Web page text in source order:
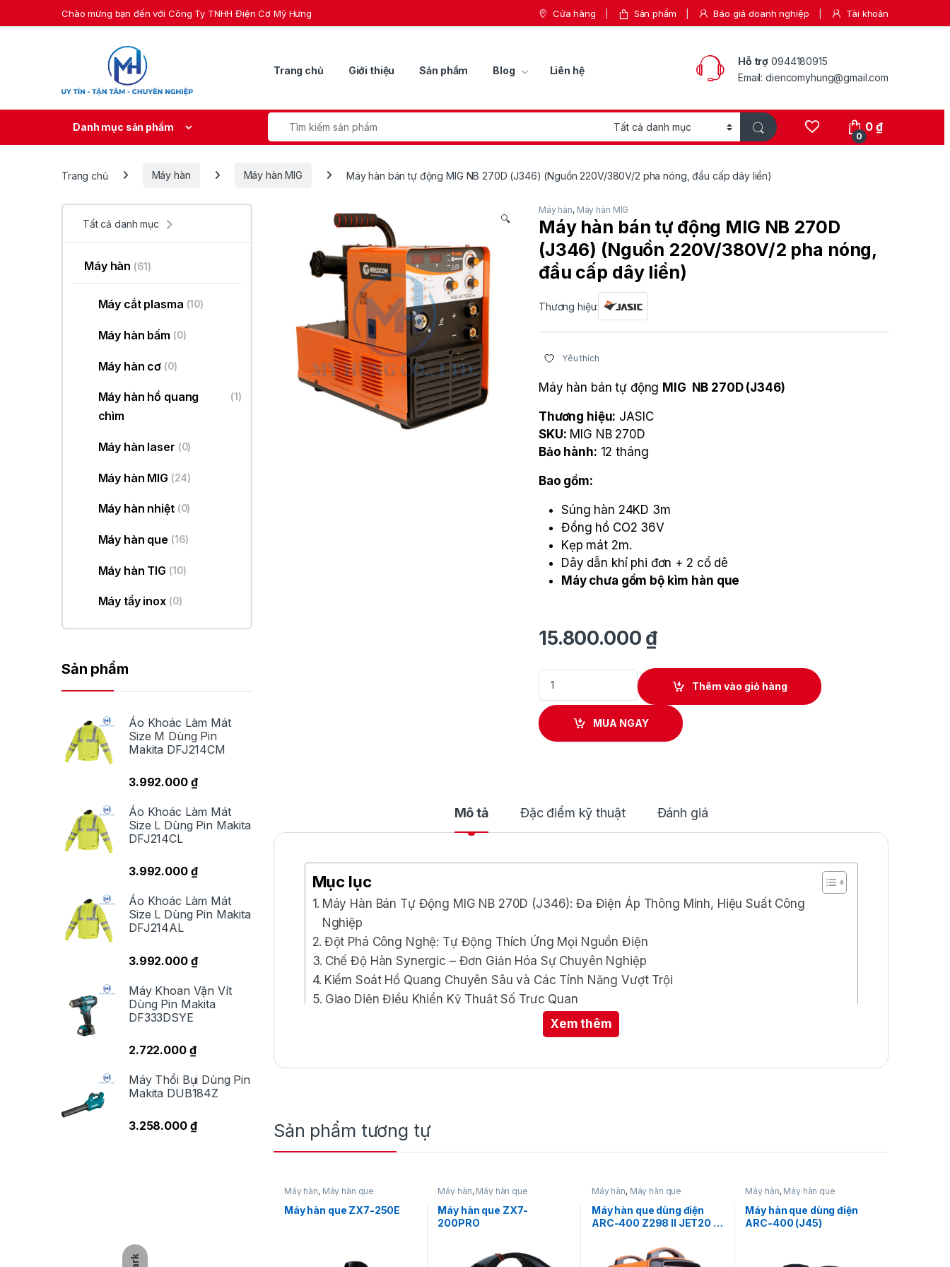
Skip to navigationChào mừng bạn đến với Công Ty TNHH Điện Cơ Mỹ Hưng Cửa hàng Sản phẩm Báo giá doanh nghiệp Tài khoản
Trang chủ Giới thiệu Sản phẩm Blog Liên hệ
Hỗ trợ 0944180915
Email: diencomyhung@gmail.com
Danh mục sản phẩm
Search for:
0
0₫
Trang chủ Máy hàn Máy hàn MIG Máy hàn bán tự động MIG NB 270D (J346) (Nguồn 220V/380V/2 pha nóng, đầu cấp dây liền)
🔍
Máy hàn, Máy hàn MIG
Máy hàn bán tự động MIG NB 270D
(J346) (Nguồn 220V/380V/2 pha nóng,
đầu cấp dây liền)
Thương hiệu:
Yêu thích
Máy hàn bán tự động MIG NB 270D (J346)
Thương hiệu: JASIC
SKU: MIG NB 270D
Bảo hành: 12 tháng
Bao gồm:
Súng hàn 24KD 3m
Đồng hồ CO2 36V
Kẹp mát 2m.
Dây dẫn khí phi đơn + 2 cổ dê
Máy chưa gồm bộ kìm hàn que
15.800.000 ₫
Máy hàn bán tự động MIG NB 270D (J346) (Nguồn 220V/380V/2 pha nóng, đầu cấp
Thêm vào giỏ hàng
MUA NGAY
Mô tả Đặc điểm kỹ thuật Đánh giá
Mục lục
Máy Hàn Bán Tự Động MIG NB 270D (J346): Đa Điện Áp Thông Minh, Hiệu Suất Công
Nghiệp
Đột Phá Công Nghệ: Tự Động Thích Ứng Mọi Nguồn Điện
Chế Độ Hàn Synergic – Đơn Giản Hóa Sự Chuyên Nghiệp
Kiểm Soát Hồ Quang Chuyên Sâu và Các Tính Năng Vượt Trội
Giao Diện Điều Khiển Kỹ Thuật Số Trực Quan
Máy Hàn Bán Tự Động MIG NB 270D (J346): Đa Điện Áp
chiếc máy hàn có thể thích ứng với mọi nguồn điện tại công trường là một lợi thế cạnh tranh tuyệt
đối. Máy hàn bán tự động Jasic MIG NB 270D (J346)
giữa sức mạnh công nghiệp, khả năng vận hành trên đa điện áp và các chế độ hàn thông minh.
Xem thêm
Sản phẩm tương tự
Máy hàn, Máy hàn que
Máy hàn que ZX7-250E
Máy hàn, Máy hàn que
Máy hàn que ZX7-
200PRO
Máy hàn, Máy hàn que
Máy hàn que dùng điện
ARC-400 Z298 II JET20 –
Máy hàn, Máy hàn que
Máy hàn que dùng điện
ARC-400 (J45)
Tất cả danh mục
Máy hàn (61)
Máy cắt plasma (10)
Máy hàn bấm (0)
Máy hàn cơ (0)
Máy hàn hồ quang
chìm
(1)
Máy hàn laser (0)
Máy hàn MIG (24)
Máy hàn nhiệt (0)
Máy hàn que (16)
Máy hàn TIG (10)
Máy tẩy inox (0)
Sản phẩm
Áo Khoác Làm Mát
Size M Dùng Pin
Makita DFJ214CM
3.992.000 ₫
Áo Khoác Làm Mát
Size L Dùng Pin Makita
DFJ214CL
3.992.000 ₫
Áo Khoác Làm Mát
Size L Dùng Pin Makita
DFJ214AL
3.992.000 ₫
Máy Khoan Vặn Vít
Dùng Pin Makita
DF333DSYE
2.722.000 ₫
Máy Thổi Bụi Dùng Pin
Makita DUB184Z
3.258.000 ₫